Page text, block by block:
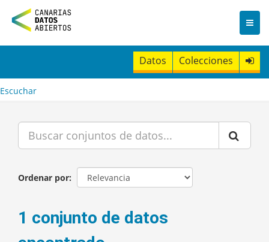
n
t
Datos Colecciones
Escuchar
Ordenar por
1 conjunto de datos